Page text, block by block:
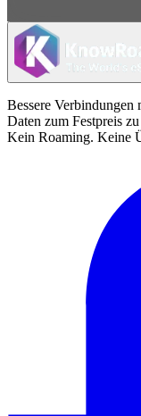
Bessere
Daten zum Festpreis
Kein Roaming. Keine